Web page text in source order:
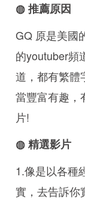
◍ 推薦原因
GQ 原是美國
的youtuber頻
道，都有繁體
當豐富有趣，
片!
◍ 精選影片
1.像是以各種
實，去告訴你